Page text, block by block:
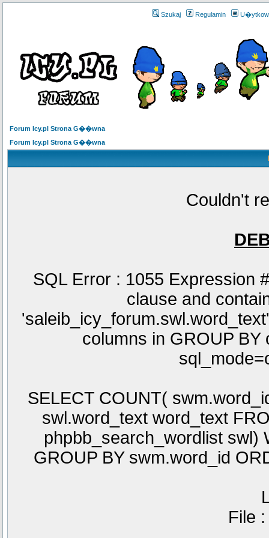
Szukaj Regulamin
Forum Icy.pl Strona G��wna
Forum Icy.pl Strona G��wna
Couldn't
SQL Error : 1055 Expression
clause and
columns in GROUP BY
SELECT COUNT(
swl.word_text word_text
phpbb_search_wordlist swl)
GROUP BY swm.word_id
File